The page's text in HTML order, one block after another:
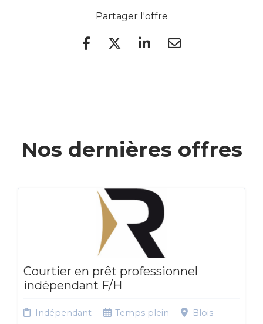
Partager l'offre
Nos dernières offres
Courtier en prêt professionnel
indépendant F/H
Indépendant Temps plein
Blois